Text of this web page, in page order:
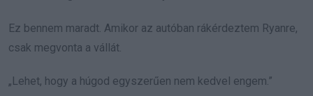
Ez bennem maradt. Amikor az autóban rákérdeztem Ryanre,
csak megvonta a vállát.
„Lehet, hogy a húgod egyszerűen nem kedvel engem.”